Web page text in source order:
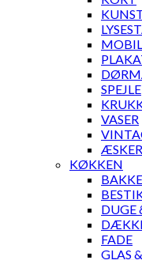
SPEJLE
VASER
ÆSKER
KØKKEN
DUGE
FADE
GLAS